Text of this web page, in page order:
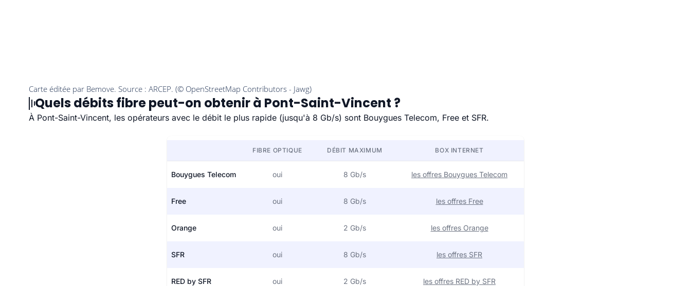
Quels débits fibre peut-on obtenir à Pont-Saint-Vincent ?
À Pont-Saint-Vincent, les opérateurs avec le débit le plus rapide (jusqu'à 8 Gb/s) sont Bouygues Telecom, Free et SFR.
FIBRE OPTIQUE DÉBIT MAXIMUM BOX INTERNET
Bouygues Telecom oui 8 Gb/s les offres Bouygues Telecom
Free oui 8 Gb/s les offres Free
Orange oui 2 Gb/s les offres Orange
SFR oui 8 Gb/s les offres SFR
RED by SFR oui 2 Gb/s les offres RED by SFR